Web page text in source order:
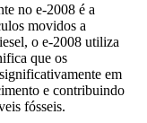
no e-2008 é a
movidos a
o e-2008 utiliza
que os
em
e contribuindo
fósseis.